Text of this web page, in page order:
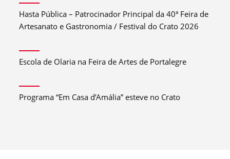
Hasta Pública – Patrocinador Principal da 40ª Feira de
Artesanato e Gastronomia / Festival do Crato 2026
Escola de Olaria na Feira de Artes de Portalegre
Programa “Em Casa d’Amália” esteve no Crato